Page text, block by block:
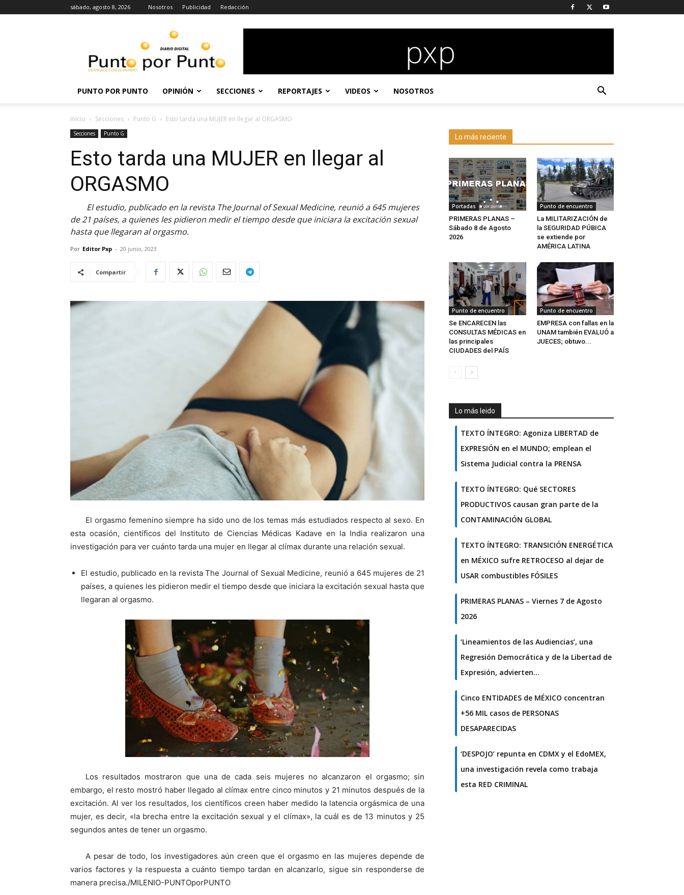
sábado, agosto 8, 2026 Nosotros Publicidad Redacción
Punto
PUNTO POR PUNTO OPINIÓN SECCIONES REPORTAJES VIDEOS NOSOTROS
Inicio Secciones Punto G Esto tarda una MUJER en llegar al ORGASMO
Secciones Punto G
Esto tarda una MUJER en llegar al
ORGASMO
El estudio, publicado en la revista The Journal of Sexual Medicine, reunió a 645 mujeres
de 21 países, a quienes les pidieron medir el tiempo desde que iniciara la excitación sexual
hasta que llegaran al orgasmo.
Por Editor Pxp - 20 junio, 2023
Compartir
El orgasmo femenino siempre ha sido uno de los temas más estudiados respecto al sexo. En
esta ocasión, científicos del Instituto de Ciencias Médicas Kadave en la India realizaron una
investigación para ver cuánto tarda una mujer en llegar al clímax durante una relación sexual.
El estudio, publicado en la revista The Journal of Sexual Medicine, reunió a 645 mujeres de 21
países, a quienes les pidieron medir el tiempo desde que iniciara la excitación sexual hasta que
llegaran al orgasmo.
Los resultados mostraron que una de cada seis mujeres no alcanzaron el orgasmo; sin
embargo, el resto mostró haber llegado al clímax entre cinco minutos y 21 minutos después de la
excitación. Al ver los resultados, los científicos creen haber medido la latencia orgásmica de una
mujer, es decir, «la brecha entre la excitación sexual y el clímax», la cuál es de 13 minutos y 25
segundos antes de tener un orgasmo.
A pesar de todo, los investigadores aún creen que el orgasmo en las mujeres depende de
varios factores y la respuesta a cuánto tiempo tardan en alcanzarlo, sigue sin responderse de
manera precisa./MILENIO-PUNTOporPUNTO
Lo más reciente
Portadas
PRIMERAS PLANAS –
Sábado 8 de Agosto
2026
Punto de encuentro
La MILITARIZACIÓN de
la SEGURIDAD PÚBICA
se extiende por
AMÉRICA LATINA
Punto de encuentro
Se ENCARECEN las
CONSULTAS MÉDICAS en
las principales
CIUDADES del PAÍS
Punto de encuentro
EMPRESA con fallas en la
UNAM también EVALUÓ a
JUECES; obtuvo...
Lo más leido
TEXTO ÍNTEGRO: Agoniza LIBERTAD de
EXPRESIÓN en el MUNDO; emplean el
Sistema Judicial contra la PRENSA
TEXTO ÍNTEGRO: Qué SECTORES
PRODUCTIVOS causan gran parte de la
CONTAMINACIÓN GLOBAL
TEXTO ÍNTEGRO: TRANSICIÓN ENERGÉTICA
en MÉXICO sufre RETROCESO al dejar de
USAR combustibles FÓSILES
PRIMERAS PLANAS – Viernes 7 de Agosto
2026
‘Lineamientos de las Audiencias’, una
Regresión Democrática y de la Libertad de
Expresión, advierten…
Cinco ENTIDADES de MÉXICO concentran
+56 MIL casos de PERSONAS
DESAPARECIDAS
‘DESPOJO’ repunta en CDMX y el EdoMEX,
una investigación revela como trabaja
esta RED CRIMINAL